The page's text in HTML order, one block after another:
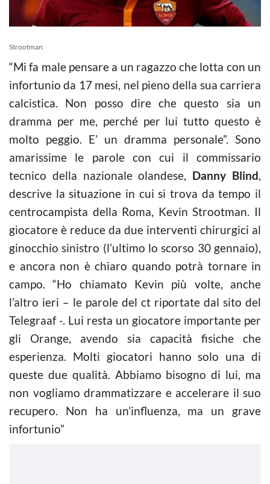
Strootman
“Mi fa male pensare a un ragazzo che lotta con un
infortunio da 17 mesi, nel pieno della sua carriera
calcistica. Non posso dire che questo sia un
dramma per me, perché per lui tutto questo è
molto peggio. E’ un dramma personale”. Sono
amarissime le parole con cui il commissario
tecnico della nazionale olandese, Danny Blind,
descrive la situazione in cui si trova da tempo il
centrocampista della Roma, Kevin Strootman. Il
giocatore è reduce da due interventi chirurgici al
ginocchio sinistro (l’ultimo lo scorso 30 gennaio),
e ancora non è chiaro quando potrà tornare in
campo. “Ho chiamato Kevin più volte, anche
l’altro ieri – le parole del ct riportate dal sito del
Telegraaf -. Lui resta un giocatore importante per
gli Orange, avendo sia capacità fisiche che
esperienza. Molti giocatori hanno solo una di
queste due qualità. Abbiamo bisogno di lui, ma
non vogliamo drammatizzare e accelerare il suo
recupero. Non ha un’influenza, ma un grave
infortunio”